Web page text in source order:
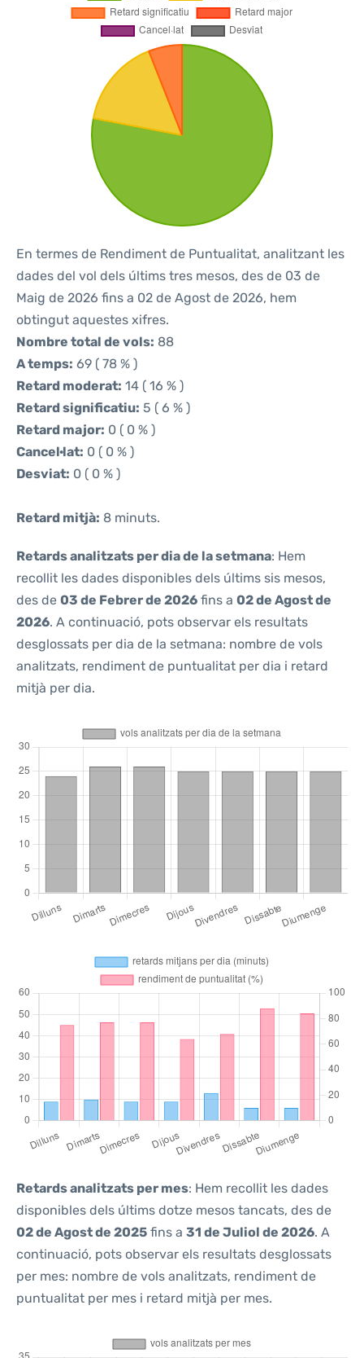
En termes de Rendiment de Puntualitat, analitzant les
dades del vol dels últims tres mesos, des de 03 de
Maig de 2026 fins a 02 de Agost de 2026, hem
obtingut aquestes xifres.
Nombre total de vols: 88
A temps: 69 ( 78 % )
Retard moderat: 14 ( 16 % )
Retard significatiu: 5 ( 6 % )
Retard major: 0 ( 0 % )
Cancel·lat: 0 ( 0 % )
Desviat: 0 ( 0 % )
Retard mitjà: 8 minuts.
Retards analitzats per dia de la setmana: Hem
recollit les dades disponibles dels últims sis mesos,
des de 03 de Febrer de 2026 fins a 02 de Agost de
2026. A continuació, pots observar els resultats
desglossats per dia de la setmana: nombre de vols
analitzats, rendiment de puntualitat per dia i retard
mitjà per dia.
Retards analitzats per mes: Hem recollit les dades
disponibles dels últims dotze mesos tancats, des de
02 de Agost de 2025 fins a 31 de Juliol de 2026. A
continuació, pots observar els resultats desglossats
per mes: nombre de vols analitzats, rendiment de
puntualitat per mes i retard mitjà per mes.